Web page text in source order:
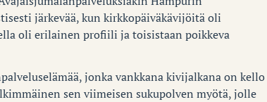
järkevää, kun kirkkopäiväkävijöitä oli
oli erilainen profiili ja toisistaan poikkeva
jonka vankkana kivijalkana on kello
sen viimeisen sukupolven myötä, jolle